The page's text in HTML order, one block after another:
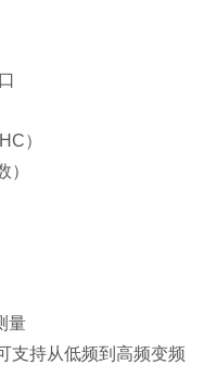
）
）
量
支持从低频到高频变频